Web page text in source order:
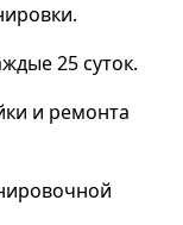
25 суток.
и ремонта